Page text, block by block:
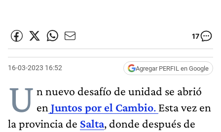
17
16-03-2023 16:52 Agregar PERFIL en Google
U n nuevo desafío de unidad se abrió
en Juntos por el Cambio. Esta vez en
la provincia de Salta, donde después de